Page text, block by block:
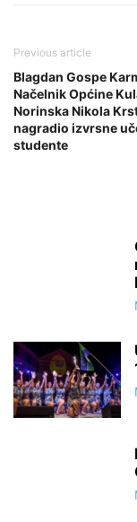
Previous article
Blagdan Gospe
Načelnik Općine
Norinska Nikola
nagradio izvrsne
studente